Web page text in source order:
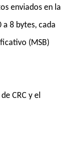
enviados en la
8 bytes, cada
(MSB)
CRC y el